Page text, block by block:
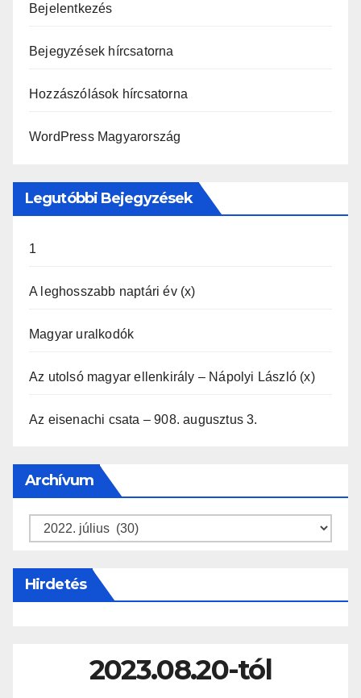
Bejelentkezés
Bejegyzések hírcsatorna
Hozzászólások hírcsatorna
WordPress Magyarország
Legutóbbi Bejegyzések
1
A leghosszabb naptári év (x)
Magyar uralkodók
Az utolsó magyar ellenkirály – Nápolyi László (x)
Az eisenachi csata – 908. augusztus 3.
Archívum
Archívum
Hirdetés
2023.08.20-tól